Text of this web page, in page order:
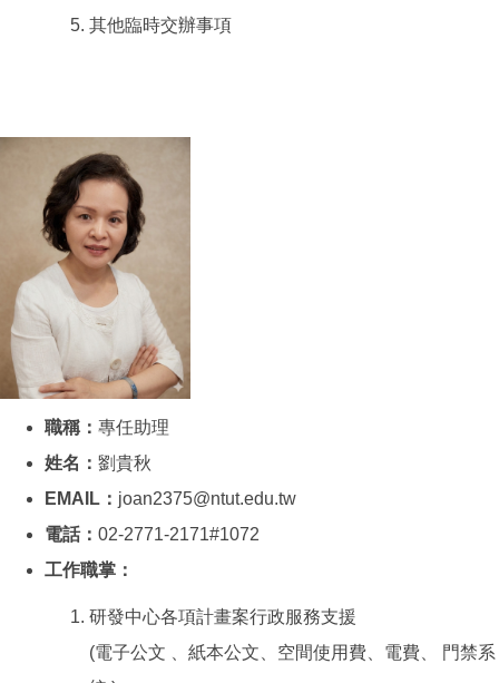
其他臨時交辦事項
職稱： 專任助理
姓名： 劉貴秋
EMAIL： joan2375@ntut.edu.tw
電話： 02-2771-2171#1072
工作職掌：
研發中心各項計畫案行政服務支援
(電子公文 、紙本公文、空間使用費、電費、 門禁系